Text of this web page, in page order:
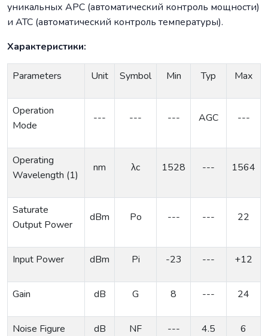
уникальных APC (автоматический контроль мощности)
и ATC (автоматический контроль температуры).
Характеристики:
Parameters Unit Symbol Min Typ Max
Operation
Mode
--- --- --- AGC ---
Operating
Wavelength (1)
nm λc 1528 --- 1564
Saturate
Output Power
dBm Po --- --- 22
Input Power dBm Pi -23 --- +12
Gain dB G 8 --- 24
Noise Figure dB NF --- 4.5 6